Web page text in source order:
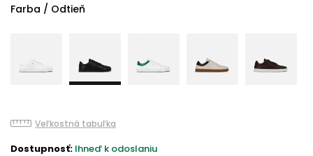
Farba / Odtieň
Veľkostná tabuľka
Dostupnosť: Ihneď k odoslaniu